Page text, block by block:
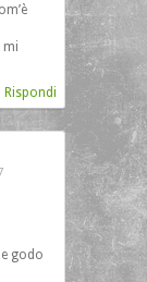
mi
Rispondi
godo